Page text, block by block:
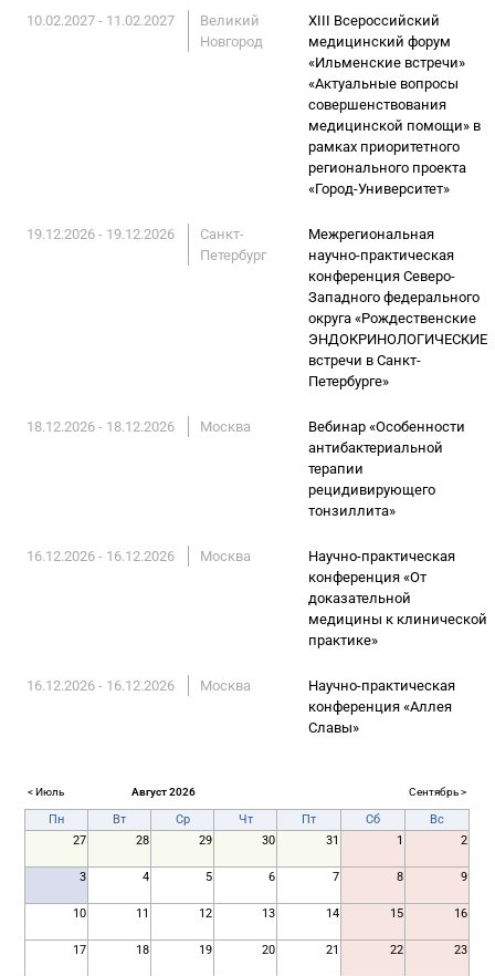
10.02.2027 - 11.02.2027
Великий
Новгород
XIII Всероссийский
медицинский форум
«Ильменские встречи»
«Актуальные вопросы
совершенствования
медицинской помощи» в
рамках приоритетного
регионального проекта
«Город-Университет»
19.12.2026 - 19.12.2026
Санкт-
Петербург
Межрегиональная
научно-практическая
конференция Северо-
Западного федерального
округа «Рождественские
ЭНДОКРИНОЛОГИЧЕСКИЕ
встречи в Санкт-
Петербурге»
18.12.2026 - 18.12.2026 Москва
Вебинар «Особенности
антибактериальной
терапии
рецидивирующего
тонзиллита»
16.12.2026 - 16.12.2026 Москва
Научно-практическая
конференция «От
доказательной
медицины к клинической
практике»
16.12.2026 - 16.12.2026 Москва
Научно-практическая
конференция «Аллея
Славы»
< Июль Август 2026 Сентябрь >
Пн Вт Ср Чт Пт Сб
Вс
27
28 29 30 31 1 2
3 4 5 6 7 8 9
10 11 12 13 14 15 16
17 18 19 20 21 22 23